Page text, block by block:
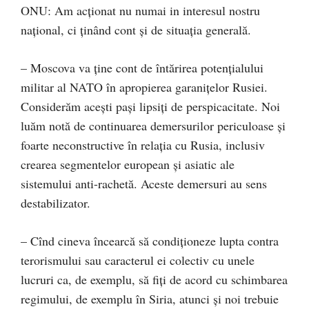
ONU: Am acţionat nu numai in interesul nostru
naţional, ci ținând cont și de situația generală.
– Moscova va ține cont de întărirea potenţialului
militar al NATO în apropierea garanițelor Rusiei.
Considerăm aceşti paşi lipsiți de perspicacitate. Noi
luăm notă de continuarea demersurilor periculoase şi
foarte neconstructive în relaţia cu Rusia, inclusiv
crearea segmentelor european şi asiatic ale
sistemului anti-rachetă. Aceste demersuri au sens
destabilizator.
– Cînd cineva încearcă să condiţioneze lupta contra
terorismului sau caracterul ei colectiv cu unele
lucruri ca, de exemplu, să fiți de acord cu schimbarea
regimului, de exemplu în Siria, atunci și noi trebuie